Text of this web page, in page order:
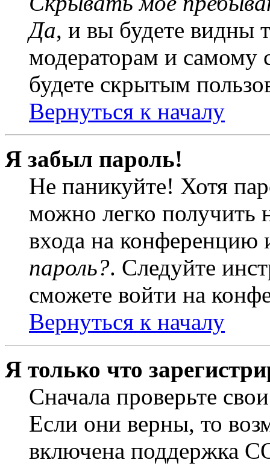
Да, и вы будете видны
модераторам и самому
будете скрытым
Вернуться к началу
Я забыл пароль!
Не паникуйте! Хотя
можно легко получить
входа на
пароль?. Следуйте
сможете войти на
Вернуться к началу
Я только что
Сначала проверьте
Если они верны, то
включена поддержка